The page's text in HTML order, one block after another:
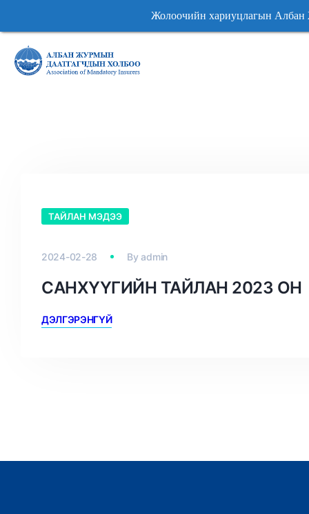
ТАЙЛАН МЭДЭЭ
2024-02-28 Byadmin
САНХҮҮГИЙН ТАЙЛАН 2023 ОН
ДЭЛГЭРЭНГҮЙ
Жолоочийн хариуцлагын
Жолоочийн хариуцлагын